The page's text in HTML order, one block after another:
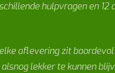
hulpvragen en
aflevering zit
lekker te kunnen